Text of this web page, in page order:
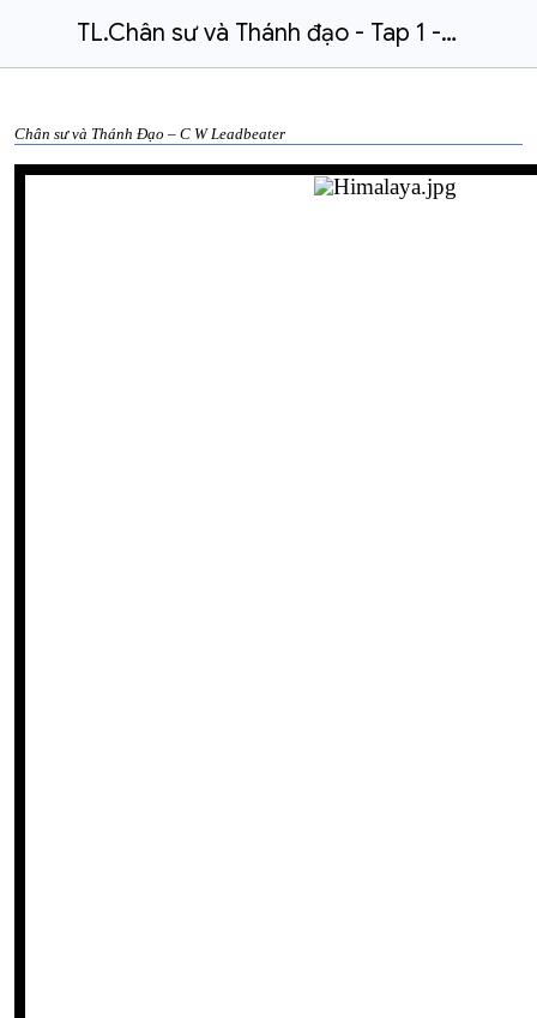
TL.Chân sư và Thánh đạo - Tap 1 - C W Leadbeater.docx
Chân sư và Thánh Đạo – C W Leadbeater